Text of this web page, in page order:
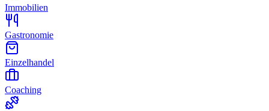
Immobilien
Gastronomie
Einzelhandel
Coaching